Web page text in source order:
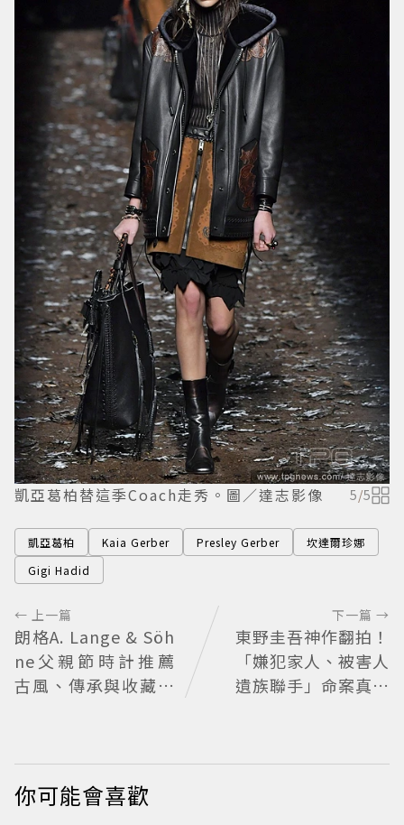
凱亞葛柏替這季Coach走秀。圖／達志影像 5/5
凱亞葛柏 Kaia Gerber Presley Gerber
坎達爾珍娜
Gigi Hadid
← 上一篇
朗格A. Lange & Söh
ne父親節時計推薦
古風、傳承與收藏的
下一篇 →
東野圭吾神作翻拍！
「嫌犯家人、被害人
遺族聯手」命案真相
開
你可能會喜歡